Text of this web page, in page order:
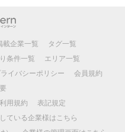
載企業一覧
タグ一覧
条件一覧
エリア一覧
イバシーポリシー
会員規約
用規約
表記規定
ている企業様はこちら